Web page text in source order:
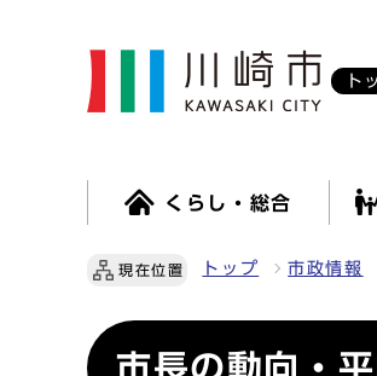
ト
くらし・総合
現在位置 トップ 市政情報
市長の動向・